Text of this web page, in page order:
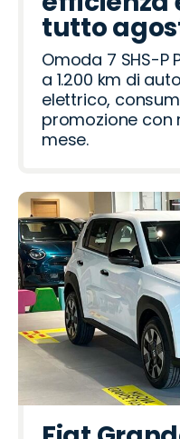
tutto
Omoda 7 SHS-P
a 1.200 km di
elettrico,
promozione con
mese.